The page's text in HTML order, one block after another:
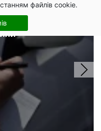
файлів cookie.
за кілька
перед